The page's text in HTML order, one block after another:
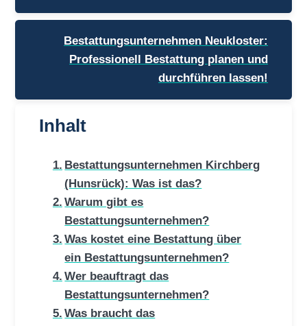
Bestattungsunternehmen Neukloster:
Professionell Bestattung planen und
durchführen lassen!
Inhalt
Bestattungsunternehmen Kirchberg
(Hunsrück): Was ist das?
Warum gibt es
Bestattungsunternehmen?
Was kostet eine Bestattung über
ein Bestattungsunternehmen?
Wer beauftragt das
Bestattungsunternehmen?
Was braucht das